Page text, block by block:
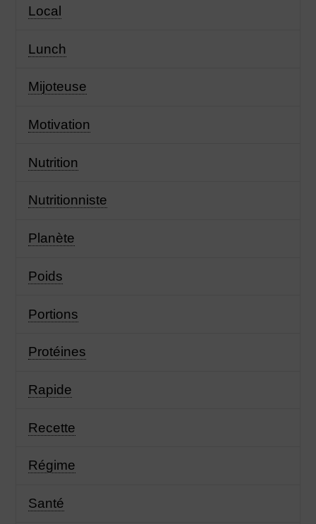
Local
Lunch
Mijoteuse
Motivation
Nutrition
Nutritionniste
Planète
Poids
Portions
Protéines
Rapide
Recette
Régime
Santé